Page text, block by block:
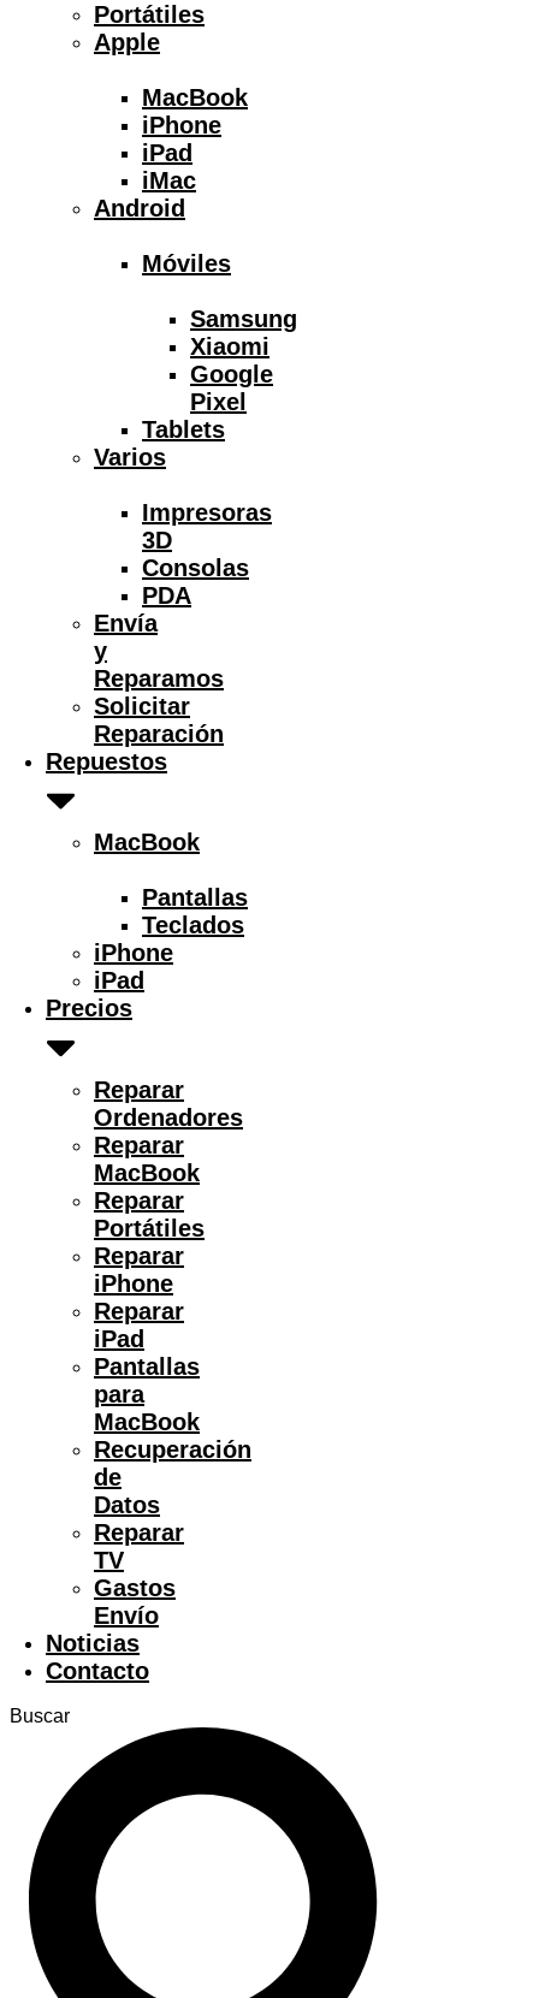
Portátiles
Apple
MacBook
iPhone
iPad
iMac
Android
Móviles
Samsung
Xiaomi
Google
Pixel
Tablets
Varios
Impresoras
3D
Consolas
PDA
Envía
y
Reparamos
Solicitar
Reparación
Repuestos
MacBook
Pantallas
Teclados
iPhone
iPad
Precios
Reparar
Ordenadores
Reparar
MacBook
Reparar
Portátiles
Reparar
iPhone
Reparar
iPad
Pantallas
para
MacBook
Recuperación
de
Datos
Reparar
TV
Gastos
Envío
Noticias
Contacto
Buscar